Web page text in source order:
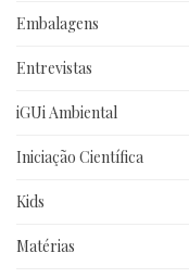
Embalagens
Entrevistas
iGUi Ambiental
Iniciação Científica
Kids
Matérias